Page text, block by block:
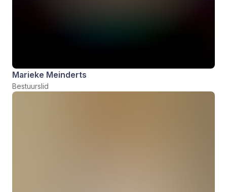
Marieke Meinderts
Bestuurslid